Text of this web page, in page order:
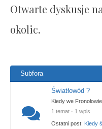
Otwarte dyskusje
okolic.
Subfora
Światłowód ?
Kiedy we
1 temat · 1 wpis
Ostatni post: Kiedy